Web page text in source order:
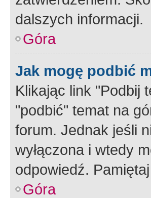
dalszych informacji.
Góra
Jak mogę podbić
Klikając link "Podbij
"podbić" temat na
forum. Jednak jeśli
wyłączona i wtedy
odpowiedź.
Góra